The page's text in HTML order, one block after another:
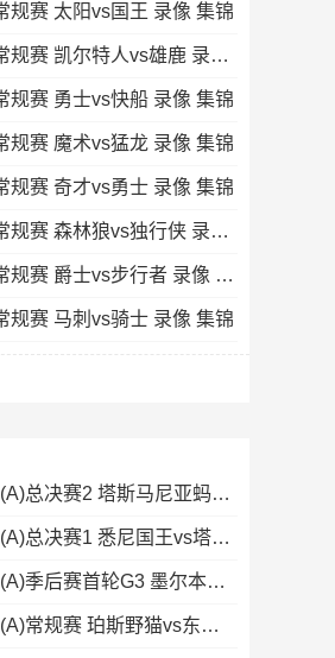
规赛 太阳vs国王 录像 集锦
2月15日NBA常规赛 凯尔特人vs雄鹿 录像 集锦
规赛 勇士vs快船 录像 集锦
规赛 魔术vs猛龙 录像 集锦
规赛 奇才vs勇士 录像 集锦
2月14日NBA常规赛 森林狼vs独行侠 录像 集锦
2月14日NBA常规赛 爵士vs步行者 录像 集锦
规赛 马刺vs骑士 录像 集锦
05月08日NBL(A)总决赛2 塔斯马尼亚蚂蚁vs悉尼国王 录像
05月06日NBL(A)总决赛1 悉尼国王vs塔斯马尼亚蚂蚁 全场录像
05月02日NBL(A)季后赛首轮G3 墨尔本联 - 塔斯马尼亚蚂蚁 录像集锦
04月24日NBL(A)常规赛 珀斯野猫vs东南墨尔本凤凰 录像